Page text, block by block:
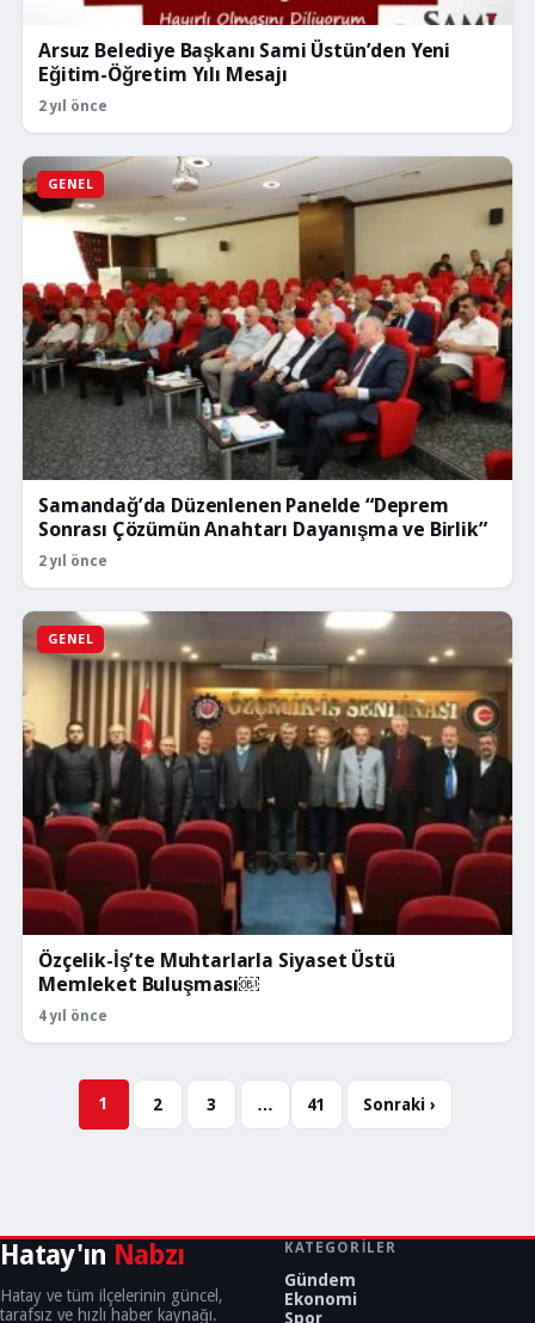
Arsuz Belediye Başkanı Sami Üstün’den Yeni
Eğitim-Öğretim Yılı Mesajı
2 yıl önce
GENEL
Samandağ’da Düzenlenen Panelde “Deprem
Sonrası Çözümün Anahtarı Dayanışma ve Birlik”
2 yıl önce
GENEL
Özçelik-İş’te Muhtarlarla Siyaset Üstü
Memleket Buluşması￼
4 yıl önce
Sayfalar
1 2 3 … 41 Sonraki ›
Hatay'ın Nabzı
Hatay ve tüm ilçelerinin güncel,
tarafsız ve hızlı haber kaynağı.
KATEGORILER
Gündem
Ekonomi
Spor